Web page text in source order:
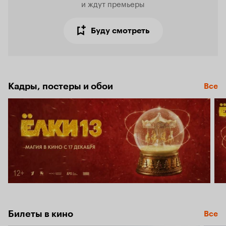
и ждут премьеры
Буду смотреть
Кадры, постеры и обои Все
Билеты в кино Все